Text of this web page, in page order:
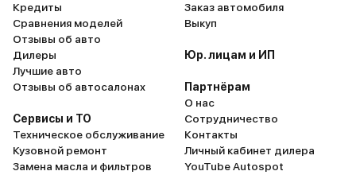
Кредиты
Сравнения моделей
Отзывы об авто
Дилеры
Лучшие авто
Отзывы об автосалонах
Сервисы и ТО
Техническое обслуживание
Кузовной ремонт
Замена масла и фильтров
Заказ автомобиля
Выкуп
Юр. лицам и ИП
Партнёрам
О нас
Сотрудничество
Контакты
Личный кабинет дилера
YouTube Autospot